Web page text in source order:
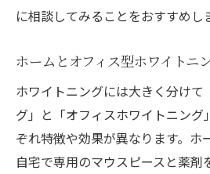
に相談してみることをおすすめし
ホームとオフィス型ホワイトニ
ホワイトニングには大きく分けて
グ」と「オフィスホワイトニング
ぞれ特徴や効果が異なります。ホ
自宅で専用のマウスピースと薬剤